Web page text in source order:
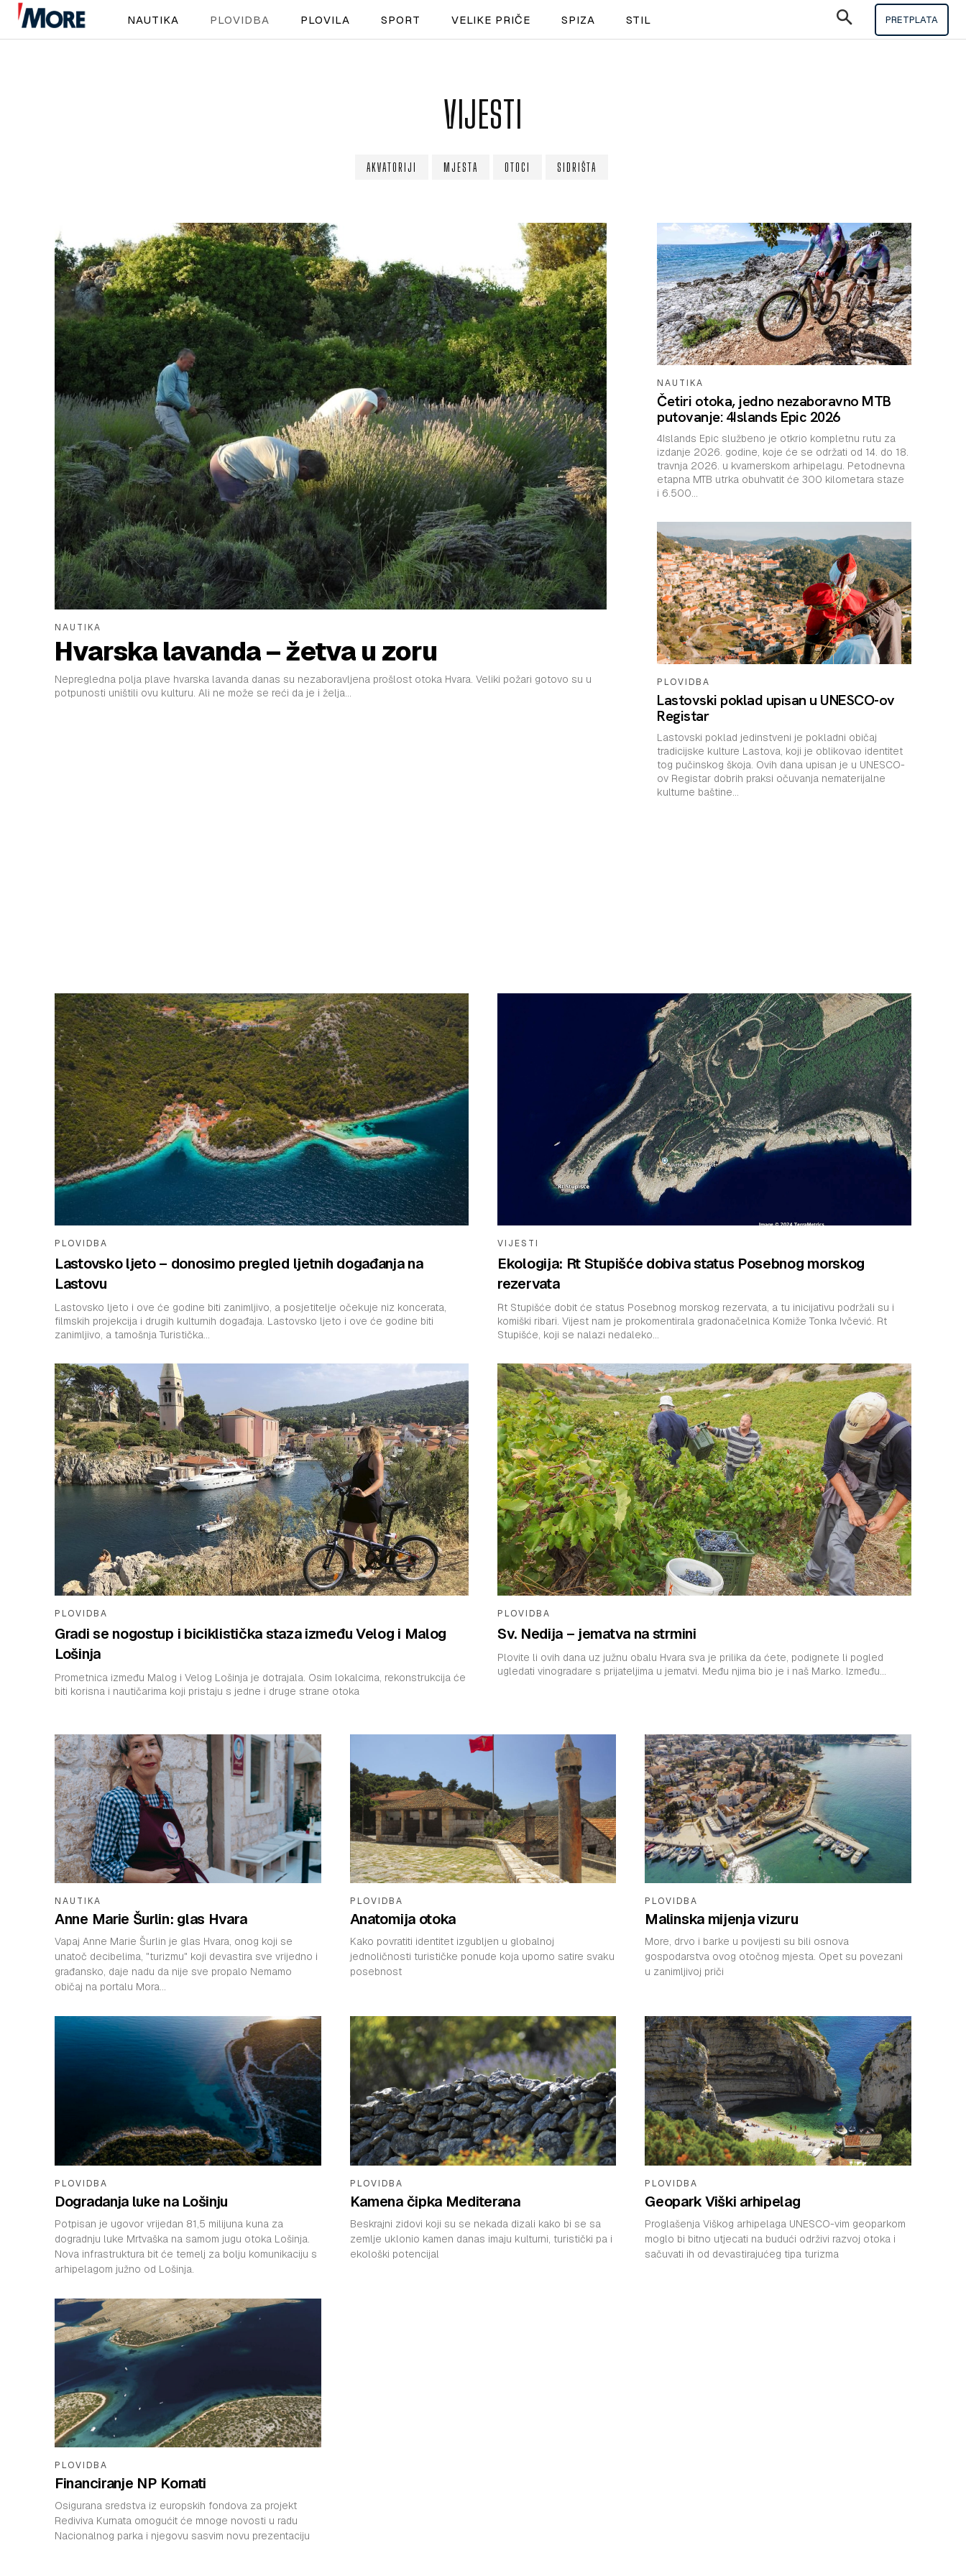
NAUTIKA
SPORT
PLOVILA
SPIZA
VELIKE PRIČE
PRETPLATA
SHOP
NAUTIKA PLOVIDBA PLOVILA SPORT VELIKE PRIČE SPIZA STIL PRETPLATA
VIJESTI
AKVATORIJI MJESTA OTOCI SIDRIŠTA
NAUTIKA
Hvarska lavanda – žetva u zoru
Nepregledna polja plave hvarska lavanda danas su nezaboravljena prošlost otoka Hvara. Veliki požari gotovo su u
potpunosti uništili ovu kulturu. Ali ne može se reći da je i želja...
NAUTIKA
Četiri otoka, jedno nezaboravno MTB
putovanje: 4Islands Epic 2026
4Islands Epic službeno je otkrio kompletnu rutu za
izdanje 2026. godine, koje će se održati od 14. do 18.
travnja 2026. u kvarnerskom arhipelagu. Petodnevna
etapna MTB utrka obuhvatit će 300 kilometara staze
i 6.500...
PLOVIDBA
Lastovski poklad upisan u UNESCO-ov
Registar
Lastovski poklad jedinstveni je pokladni običaj
tradicijske kulture Lastova, koji je oblikovao identitet
tog pučinskog škoja. Ovih dana upisan je u UNESCO-
ov Registar dobrih praksi očuvanja nematerijalne
kulturne baštine...
PLOVIDBA
Lastovsko ljeto – donosimo pregled ljetnih događanja na
Lastovu
Lastovsko ljeto i ove će godine biti zanimljivo, a posjetitelje očekuje niz koncerata,
filmskih projekcija i drugih kulturnih događaja. Lastovsko ljeto i ove će godine biti
zanimljivo, a tamošnja Turistička...
VIJESTI
Ekologija: Rt Stupišće dobiva status Posebnog morskog
rezervata
Rt Stupišće dobit će status Posebnog morskog rezervata, a tu inicijativu podržali su i
komiški ribari. Vijest nam je prokomentirala gradonačelnica Komiže Tonka Ivčević. Rt
Stupišće, koji se nalazi nedaleko...
PLOVIDBA
Gradi se nogostup i biciklistička staza između Velog i Malog
Lošinja
Prometnica između Malog i Velog Lošinja je dotrajala. Osim lokalcima, rekonstrukcija će
biti korisna i nautičarima koji pristaju s jedne i druge strane otoka
PLOVIDBA
Sv. Nedija – jematva na strmini
Plovite li ovih dana uz južnu obalu Hvara sva je prilika da ćete, podignete li pogled
ugledati vinogradare s prijateljima u jematvi. Među njima bio je i naš Marko. Između...
NAUTIKA
Anne Marie Šurlin: glas Hvara
Vapaj Anne Marie Šurlin je glas Hvara, onog koji se
unatoč decibelima, "turizmu" koji devastira sve vrijedno i
građansko, daje nadu da nije sve propalo Nemamo
običaj na portalu Mora...
PLOVIDBA
Anatomija otoka
Kako povratiti identitet izgubljen u globalnoj
jednoličnosti turističke ponude koja uporno satire svaku
posebnost
PLOVIDBA
Malinska mijenja vizuru
More, drvo i barke u povijesti su bili osnova
gospodarstva ovog otočnog mjesta. Opet su povezani
u zanimljivoj priči
PLOVIDBA
Dogradanja luke na Lošinju
Potpisan je ugovor vrijedan 81,5 milijuna kuna za
dogradnju luke Mrtvaška na samom jugu otoka Lošinja.
Nova infrastruktura bit će temelj za bolju komunikaciju s
arhipelagom južno od Lošinja.
PLOVIDBA
Kamena čipka Mediterana
Beskrajni zidovi koji su se nekada dizali kako bi se sa
zemlje uklonio kamen danas imaju kulturni, turistički pa i
ekološki potencijal
PLOVIDBA
Geopark Viški arhipelag
Proglašenja Viškog arhipelaga UNESCO-vim geoparkom
moglo bi bitno utjecati na budući održivi razvoj otoka i
sačuvati ih od devastirajućeg tipa turizma
PLOVIDBA
Financiranje NP Kornati
Osigurana sredstva iz europskih fondova za projekt
Rediviva Kurnata omogućit će mnoge novosti u radu
Nacionalnog parka i njegovu sasvim novu prezentaciju